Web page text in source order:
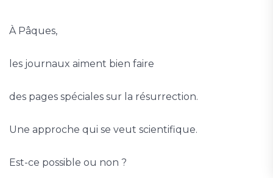
À Pâques,
les journaux aiment bien faire
des pages spéciales sur la résurrection.
Une approche qui se veut scientifique.
Est-ce possible ou non ?